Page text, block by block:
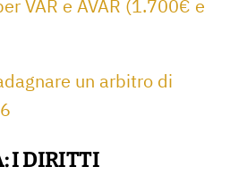
VAR e AVAR (1.700€ e
un arbitro di
I DIRITTI